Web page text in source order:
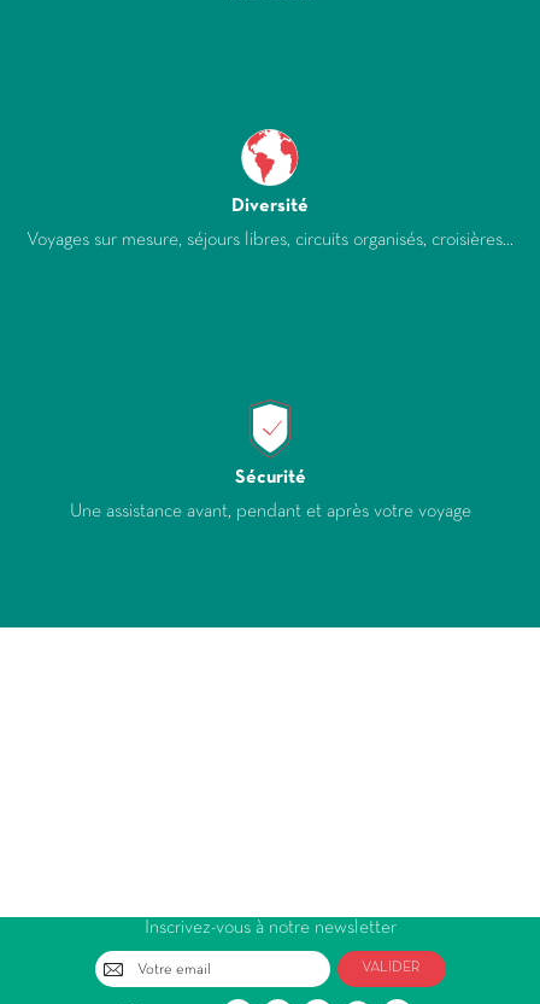
Diversité
Voyages sur mesure, séjours libres, circuits organisés, croisières...
Sécurité
Une assistance avant, pendant et après votre voyage
Inscrivez-vous à notre newsletter
VALIDER